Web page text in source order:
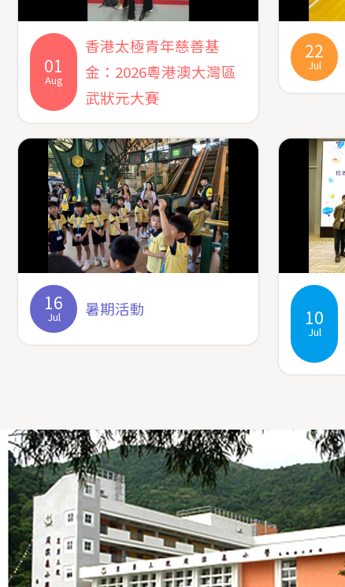
01
Aug
香港太極青年慈善基
金：2026粵港澳大灣區
武狀元大賽
22
Jul
16
Jul 暑期活動 10
Jul